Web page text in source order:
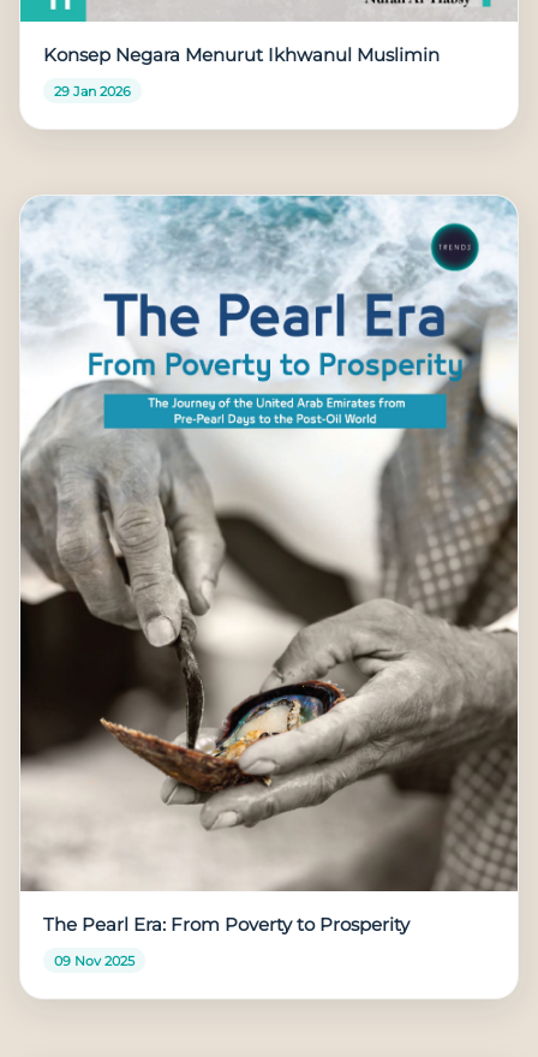
Konsep Negara Menurut Ikhwanul Muslimin
29 Jan 2026
The Pearl Era: From Poverty to Prosperity
09 Nov 2025